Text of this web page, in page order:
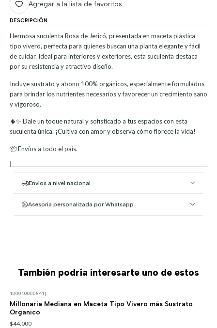
Agregar a la lista de favoritos
DESCRIPCIÓN
Hermosa suculenta Rosa de Jericó, presentada en maceta plástica
tipo vivero, perfecta para quienes buscan una planta elegante y fácil
de cuidar. Ideal para interiores y exteriores, esta suculenta destaca
por su resistencia y atractivo diseño.
Incluye sustrato y abono 100% orgánicos, especialmente formulados
para brindar los nutrientes necesarios y favorecer un crecimiento sano
y vigoroso.
🌵✨ Dale un toque natural y sofisticado a tus espacios con esta
suculenta única. ¡Cultiva con amor y observa cómo florece la vida!
📦 Envíos a todo el país.
Envíos a nivel nacional
Asesoría personalizada por Whatsapp
También podría interesarte uno de estos
100010000841 |
Millonaria Mediana en Maceta Tipo Vivero más Sustrato
Organico
$44.000